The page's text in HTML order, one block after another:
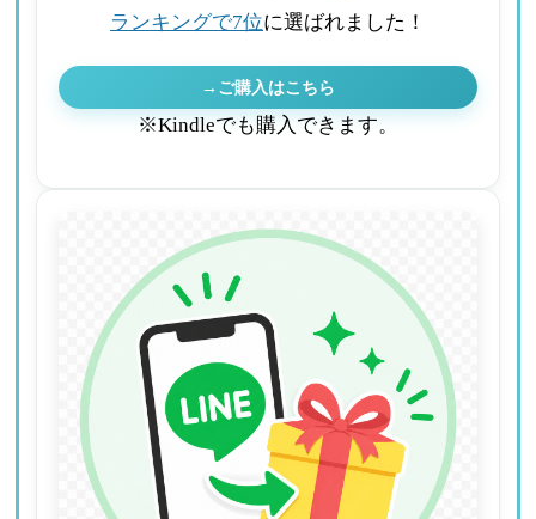
ランキングで7位に選ばれました！
→ご購入はこちら
※Kindleでも購入できます。